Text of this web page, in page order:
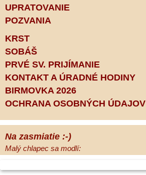
UPRATOVANIE
POZVANIA
KRST
SOBÁŠ
PRVÉ SV. PRIJÍMANIE
KONTAKT A ÚRADNÉ HODINY
BIRMOVKA 2026
OCHRANA OSOBNÝCH ÚDAJOV
Na zasmiatie :-)
Malý chlapec sa modlí:
mamičku a prosím aj za Teba, Pane Bože,